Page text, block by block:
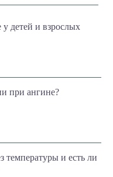
детей и взрослых
при ангине?
температуры и есть ли